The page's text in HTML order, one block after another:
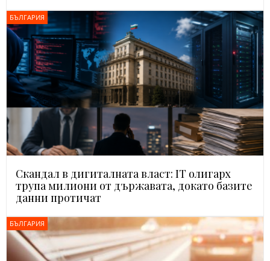
БЪЛГАРИЯ
Скандал в дигиталната власт: IT олигарх
трупа милиони от държавата, докато базите
данни протичат
БЪЛГАРИЯ